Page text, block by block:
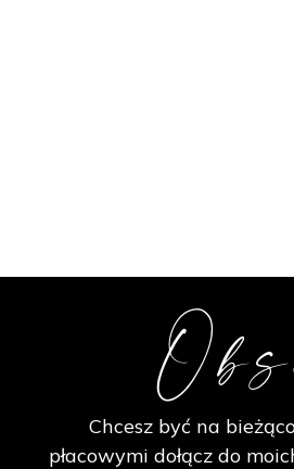
Chcesz być na
płacowymi dołącz do